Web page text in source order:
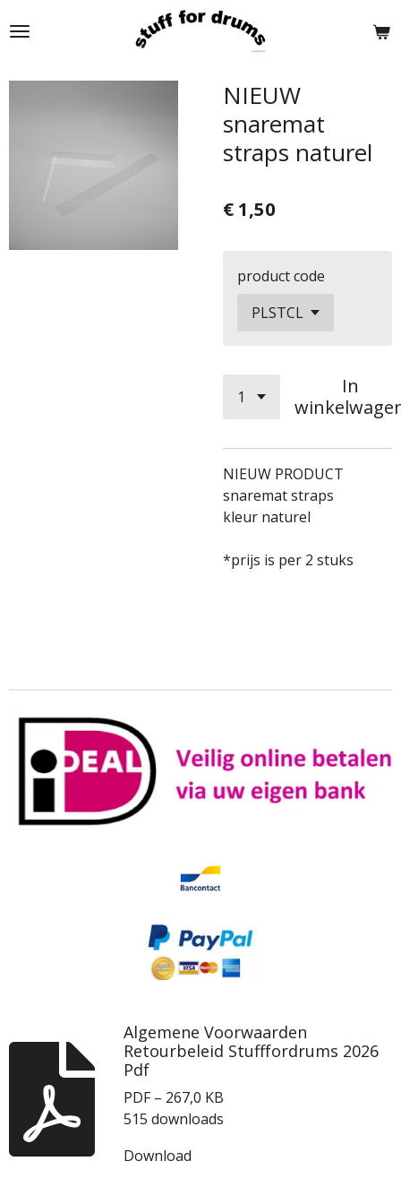
direct
de
NIEUW
snaremat
straps naturel
€ 1,50
product code
In
​​NIEUW PRODUCT
​snaremat straps
kleur naturel
*prijs is per 2 stuks
Algemene Voorwaarden
Retourbeleid Stufffordrums 2026
Pdf
PDF – 267,0 KB
515 downloads
Download